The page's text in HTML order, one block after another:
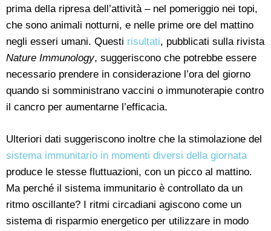
prima della ripresa dell’attività – nel pomeriggio nei topi,
che sono animali notturni, e nelle prime ore del mattino
negli esseri umani. Questi risultati, pubblicati sulla rivista
Nature Immunology, suggeriscono che potrebbe essere
necessario prendere in considerazione l’ora del giorno
quando si somministrano vaccini o immunoterapie contro
il cancro per aumentarne l’efficacia.
Ulteriori dati suggeriscono inoltre che la stimolazione del
sistema immunitario in momenti diversi della giornata
produce le stesse fluttuazioni, con un picco al mattino.
Ma perché il sistema immunitario è controllato da un
ritmo oscillante? I ritmi circadiani agiscono come un
sistema di risparmio energetico per utilizzare in modo